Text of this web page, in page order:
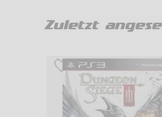
Zuletzt